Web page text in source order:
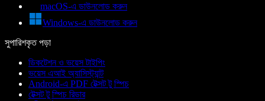
macOS-এ ডাউনলোড করুন
Windows-এ ডাউনলোড করুন
সুপারিশকৃত পড়া
ডিকটেশন ও ভয়েস টাইপিং
ভয়েস এআই অ্যাসিস্ট্যান্ট
Android-এ PDF টেক্সট টু স্পিচ
টেক্সট টু স্পিচ রিডার